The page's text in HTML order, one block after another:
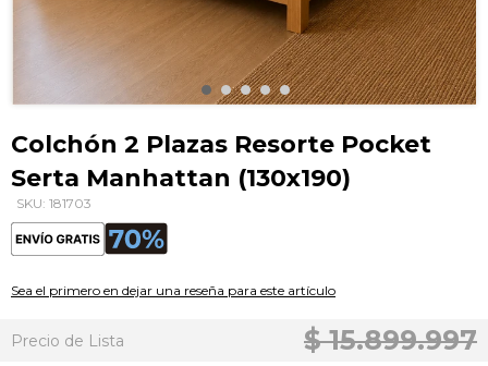
al
comienzo
de
la
galería
de
Colchón 2 Plazas Resorte Pocket
Serta Manhattan (130x190)
SKU: 181703
Sea el primero en dejar una reseña para este artículo
Precio de Lista $ 15.899.997